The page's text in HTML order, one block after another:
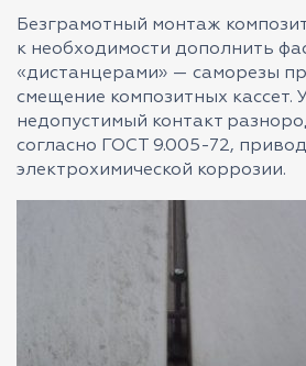
Безграмотный монтаж
к необходимости дополнить
«дистанцерами» — саморезы
смещение композитных кассет.
недопустимый контакт
согласно ГОСТ 9.005-72,
электрохимической коррозии.